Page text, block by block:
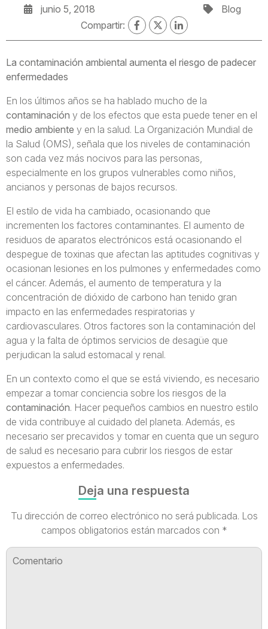
junio 5, 2018
Blog
Compartir:
La contaminación ambiental aumenta el riesgo de padecer
enfermedades
En los últimos años se ha hablado mucho de la
contaminación y de los efectos que esta puede tener en el
medio ambiente y en la salud. La Organización Mundial de
la Salud (OMS), señala que los niveles de contaminación
son cada vez más nocivos para las personas,
especialmente en los grupos vulnerables como niños,
ancianos y personas de bajos recursos.
El estilo de vida ha cambiado, ocasionando que
incrementen los factores contaminantes. El aumento de
residuos de aparatos electrónicos está ocasionando el
despegue de toxinas que afectan las aptitudes cognitivas y
ocasionan lesiones en los pulmones y enfermedades como
el cáncer. Además, el aumento de temperatura y la
concentración de dióxido de carbono han tenido gran
impacto en las enfermedades respiratorias y
cardiovasculares. Otros factores son la contaminación del
agua y la falta de óptimos servicios de desagüe que
perjudican la salud estomacal y renal.
En un contexto como el que se está viviendo, es necesario
empezar a tomar conciencia sobre los riesgos de la
contaminación. Hacer pequeños cambios en nuestro estilo
de vida contribuye al cuidado del planeta. Además, es
necesario ser precavidos y tomar en cuenta que un seguro
de salud es necesario para cubrir los riesgos de estar
expuestos a enfermedades.
Deja una respuesta
Tu dirección de correo electrónico no será publicada. Los
campos obligatorios están marcados con *